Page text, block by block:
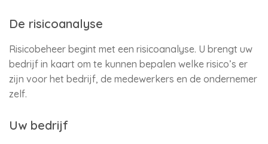
De risicoanalyse
Risicobeheer begint met een risicoanalyse. U brengt uw
bedrijf in kaart om te kunnen bepalen welke risico’s er
zijn voor het bedrijf, de medewerkers en de ondernemer
zelf.
Uw bedrijf